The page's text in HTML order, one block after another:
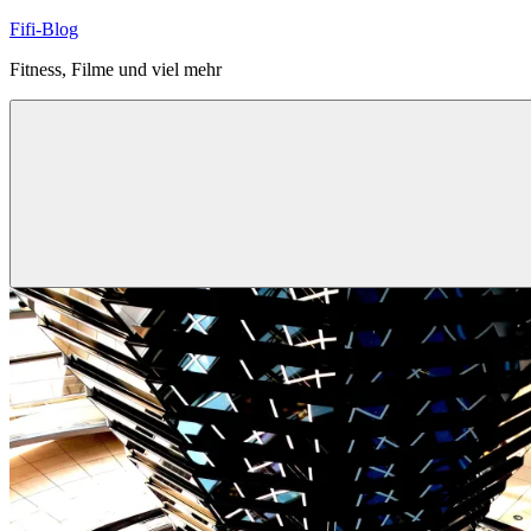
Zum
springen
Fifi-Blog
Fitness, Filme und viel mehr